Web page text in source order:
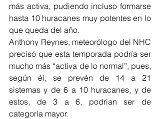
más activa, pudiendo incluso formarse
hasta 10 huracanes muy potentes en lo
que queda del año.
Anthony Reynes, meteorólogo del NHC
precisó que esta temporada podría ser
mucho más “activa de lo normal”, pues,
según él, se prevén de 14 a 21
sistemas y de 6 a 10 huracanes, y de
estos, de 3 a 6, podrían ser de
categoría mayor.